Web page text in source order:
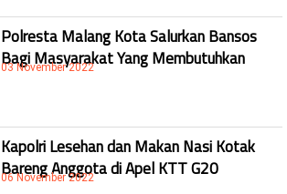
Polresta Malang Kota Salurkan Bansos
Bagi Masyarakat Yang Membutuhkan
03 November 2022
Kapolri Lesehan dan Makan Nasi Kotak
Bareng Anggota di Apel KTT G20
06 November 2022